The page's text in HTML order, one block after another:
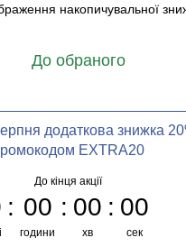
накопичувальної
До обраного
додаткова знижка
EXTRA20
До кінця акції
00
години
00
хв
00
сек